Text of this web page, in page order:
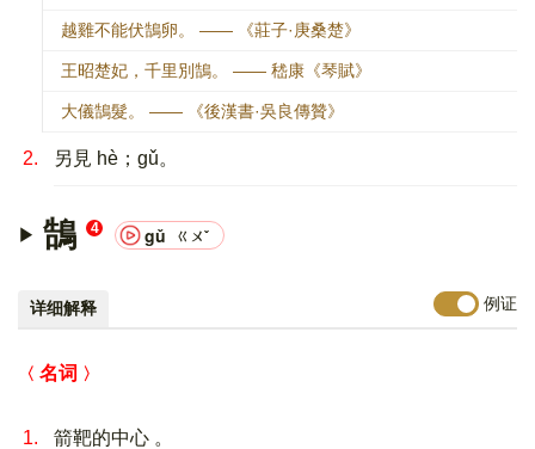
越雞不能伏鵠卵。 —— 《莊子·庚桑楚》
王昭楚妃，千里別鵠。 —— 嵇康《琴賦》
大儀鵠髮。 —— 《後漢書·吳良傳贊》
2. 另見 hè；gǔ。
鵠 4 gǔ ㄍㄨˇ
详细解释 例证
名词
1. 箭靶的中心 。